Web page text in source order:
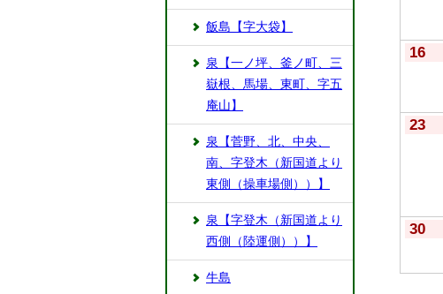
16
23
30
飯島【字大袋】
泉【一ノ坪、釜ノ町、三
嶽根、馬場、東町、字五
庵山】
泉【菅野、北、中央、
南、字登木（新国道より
東側（操車場側））】
泉【字登木（新国道より
西側（陸運側））】
牛島